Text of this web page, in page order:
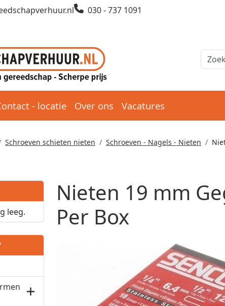
030 - 737 1091
- locatie Over ons Vacatures
Schroeven schieten nieten Schroeven - Nagels - Nieten
leeg.
Nieten 19 mm
Per Box